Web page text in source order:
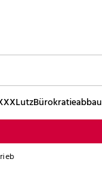
Bürokratieabbau